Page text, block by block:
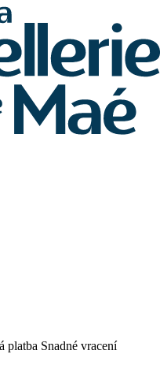
platba Snadné vracení